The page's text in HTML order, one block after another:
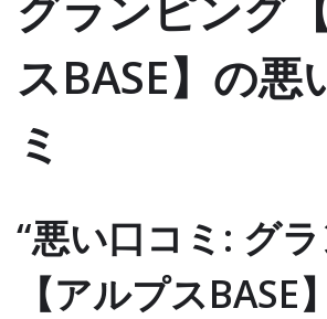
スBASE】の悪
ミ
“悪い口コミ: グ
【アルプスBASE